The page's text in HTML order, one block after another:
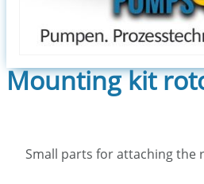
Mounting kit
Small parts for attaching